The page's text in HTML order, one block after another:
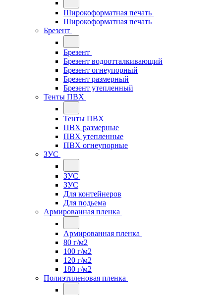
Широкоформатная печать
Широкоформатная печать
Брезент
Брезент
Брезент водоотталкивающий
Брезент огнеупорный
Брезент размерный
Брезент утепленный
Тенты ПВХ
Тенты ПВХ
ПВХ размерные
ПВХ утепленные
ПВХ огнеупорные
ЗУС
ЗУС
ЗУС
Для контейнеров
Для подьема
Армированная пленка
Армированная пленка
80 г/м2
100 г/м2
120 г/м2
180 г/м2
Полиэтиленовая пленка